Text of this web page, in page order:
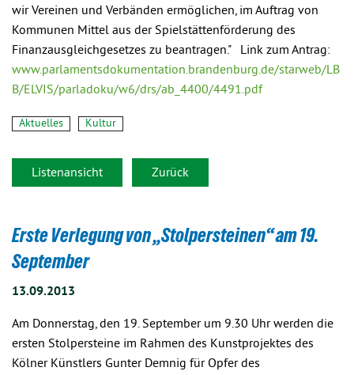
wir Vereinen und Verbänden ermöglichen, im Auftrag von
Kommunen Mittel aus der Spielstättenförderung des
Finanzausgleichgesetzes zu beantragen." Link zum Antrag:
www.parlamentsdokumentation.brandenburg.de/starweb/LB
B/ELVIS/parladoku/w6/drs/ab_4400/4491.pdf
Aktuelles Kultur
Listenansicht Zurück
Erste Verlegung von „Stolpersteinen“ am 19.
September
13.09.2013
Am Donnerstag, den 19. September um 9.30 Uhr werden die
ersten Stolpersteine im Rahmen des Kunstprojektes des
Kölner Künstlers Gunter Demnig für Opfer des